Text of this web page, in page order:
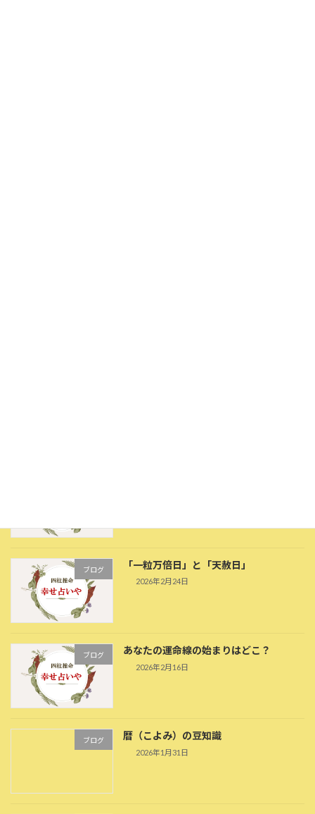
ブログ 「一粒万倍日」と「天赦日」
2026年2月24日
ブログ あなたの運命線の始まりはどこ？
2026年2月16日
ブログ 暦（こよみ）の豆知識
2026年1月31日